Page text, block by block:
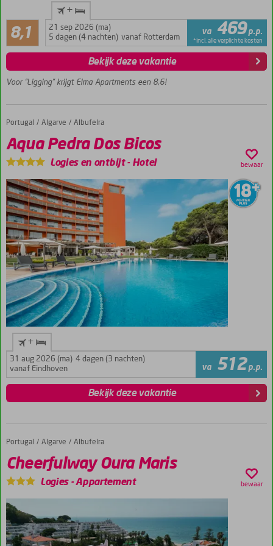
en
lange
zandstranden
de
door
25
graden
Geniet
van
een
glas
port
of
een
biertje
en
proef
de
smaakvolle
kip
piri
piri
in
één
de
van
Algarve.
Daarbij
hoofdstad
Lissabond
zeer
kamerappartementen
Kleinschalig
complex
Op
winkels,
bars en
8,1
Zeer goed
127
beoordelingen
+
21 sep 2026 (ma)
5 dagen (4 nachten) vanaf Rotterdam
va 469 p.p.
*incl. alle verplichte kosten
Voor “Ligging” krijgt Elma Apartments een 8,6!
Bekijk deze vakantie
Home
Portugal Algarve Albufeira
Aqua Pedra Dos Bicos
Aqua Pedra Dos Bicos
Logies en ontbijt- Hotel bewaar
+
31 aug 2026 (ma) 4 dagen (3 nachten)
vanaf Eindhoven
va 512 p.p.
Bekijk deze vakantie
Home
Portugal Algarve Albufeira
Cheerfulway Oura Maris
Cheerfulway Oura Maris
Logies -Appartement bewaar